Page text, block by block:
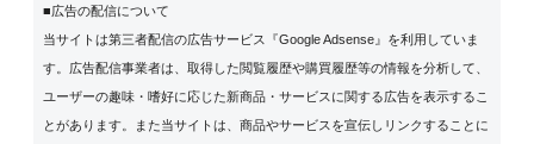
■広告の配信について
当サイトは第三者配信の広告サービス『Google Adsense』を利用していま
す。広告配信事業者は、取得した閲覧履歴や購買履歴等の情報を分析して、
ユーザーの趣味・嗜好に応じた新商品・サービスに関する広告を表示するこ
とがあります。また当サイトは、商品やサービスを宣伝しリンクすることに